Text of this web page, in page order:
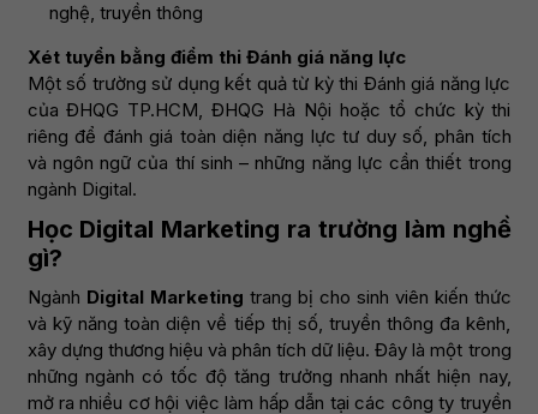
nghệ, truyền thông
Xét tuyển bằng điểm thi Đánh giá năng lực
Một số trường sử dụng kết quả từ kỳ thi Đánh giá năng lực
của ĐHQG TP.HCM, ĐHQG Hà Nội hoặc tổ chức kỳ thi
riêng để đánh giá toàn diện năng lực tư duy số, phân tích
và ngôn ngữ của thí sinh – những năng lực cần thiết trong
ngành Digital.
Học Digital Marketing ra trường làm nghề
gì?
Ngành Digital Marketing trang bị cho sinh viên kiến thức
và kỹ năng toàn diện về tiếp thị số, truyền thông đa kênh,
xây dựng thương hiệu và phân tích dữ liệu. Đây là một trong
những ngành có tốc độ tăng trưởng nhanh nhất hiện nay,
mở ra nhiều cơ hội việc làm hấp dẫn tại các công ty truyền